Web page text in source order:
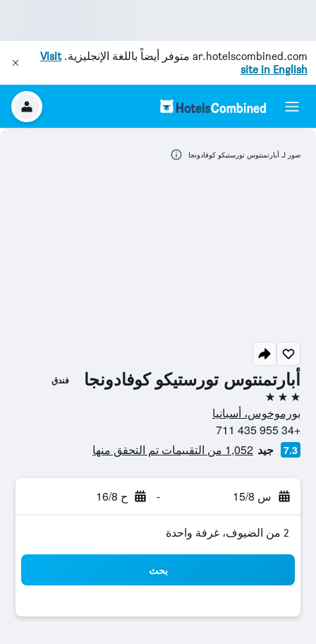
ar.hotelscombined.com متوفر أيضاً باللغة الإنجليزية.Visit
site in English
أبارتمنتوس تورستيكو كوفادونجا فندق
3 نجوم
بورموخوس، أسبانيا
+34 955 435 711
7.3 جيد 1,052 من التقييمات تم التحقق منها
س 15/8 - ح 16/8
2 من الضيوف، غرفة واحدة
بحث
صور لـ أبارتمنتوس تورستيكو كوفادونجا